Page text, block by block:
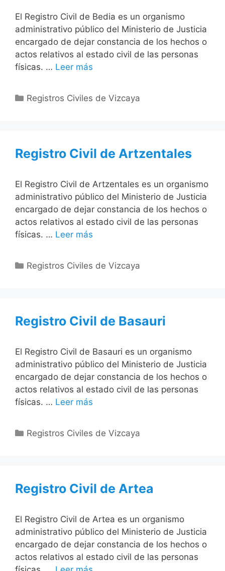
El Registro Civil de Bedia es un organismo
administrativo público del Ministerio de Justicia
encargado de dejar constancia de los hechos o
actos relativos al estado civil de las personas
físicas. … Leer más
Categorías
Registros Civiles de Vizcaya
Registro Civil de Artzentales
El Registro Civil de Artzentales es un organismo
administrativo público del Ministerio de Justicia
encargado de dejar constancia de los hechos o
actos relativos al estado civil de las personas
físicas. … Leer más
Categorías
Registros Civiles de Vizcaya
Registro Civil de Basauri
El Registro Civil de Basauri es un organismo
administrativo público del Ministerio de Justicia
encargado de dejar constancia de los hechos o
actos relativos al estado civil de las personas
físicas. … Leer más
Categorías
Registros Civiles de Vizcaya
Registro Civil de Artea
El Registro Civil de Artea es un organismo
administrativo público del Ministerio de Justicia
encargado de dejar constancia de los hechos o
actos relativos al estado civil de las personas